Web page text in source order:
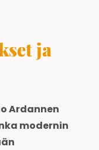
ja
Ardannen
modernin